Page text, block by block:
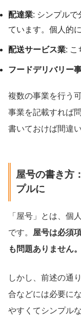
配達業: シンプルで
ています。個人的
配送サービス業: こ
フードデリバリー
複数の事業を行う
事業を記載すれば
書いておけば間違
屋号の書き方
プルに
「屋号」とは、個
です。 屋号は必須
も問題ありません。
しかし、前述の通
合などには必要に
やすくてシンプル